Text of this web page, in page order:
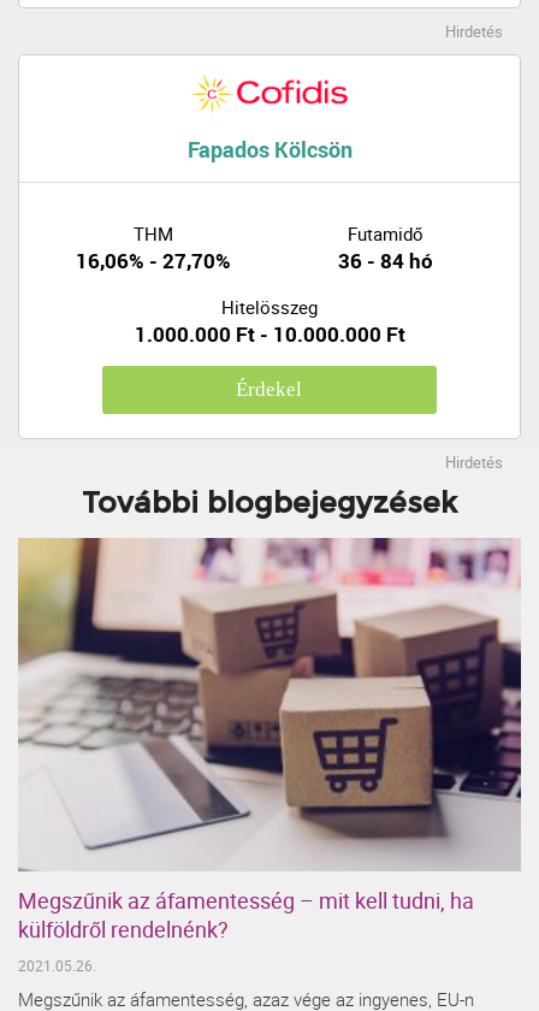
Hirdetés
Fapados Kölcsön
THM
16,06% - 27,70%
Futamidő
36 - 84 hó
Hitelösszeg
1.000.000 Ft - 10.000.000 Ft
Érdekel
Hirdetés
További blogbejegyzések
Megszűnik az áfamentesség – mit kell tudni, ha
külföldről rendelnénk?
2021.05.26.
Megszűnik az áfamentesség, azaz vége az ingyenes, EU-n